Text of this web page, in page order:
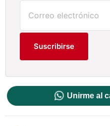
Suscribirse
Unirme al